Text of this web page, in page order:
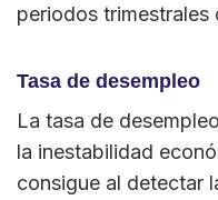
periodos trimestrales
Tasa de desempleo
La tasa de
la inestabilidad
consigue al detectar